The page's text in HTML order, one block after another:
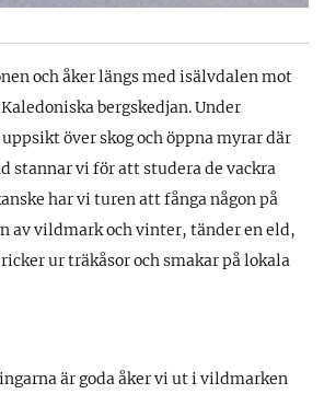
och åker längs med isälvdalen mot
bergskedjan. Under
över skog och öppna myrar där
stannar vi för att studera de vackra
har vi turen att fånga någon på
av vildmark och vinter, tänder en eld,
ur träkåsor och smakar på lokala
är goda åker vi ut i vildmarken